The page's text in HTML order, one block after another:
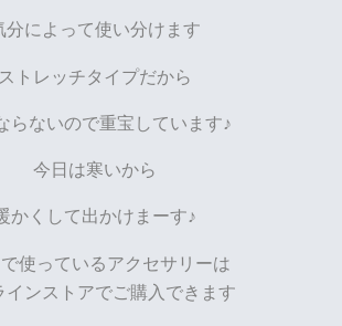
分によって使い分けます
ストレッチタイプだから
らないので重宝しています♪
今日は寒いから
かくして出かけまーす♪
使っているアクセサリーは
インストアでご購入できます